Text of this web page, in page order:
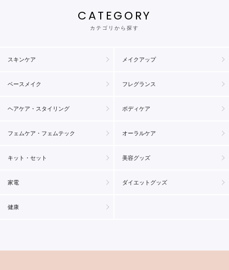
CATEGORY
カテゴリから探す
スキンケア メイクアップ
ベースメイク フレグランス
ヘアケア・スタイリング ボディケア
フェムケア・フェムテック オーラルケア
キット・セット 美容グッズ
家電 ダイエットグッズ
健康